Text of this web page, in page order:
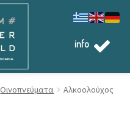
Οινοπνεύματα
Αλκοολούχος
info